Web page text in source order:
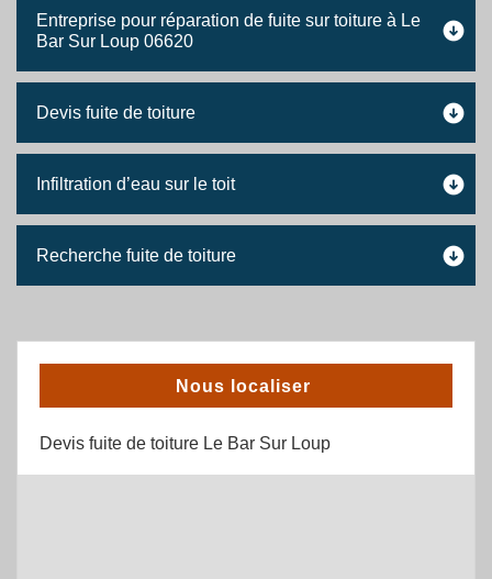
Entreprise pour réparation de fuite sur toiture à Le
Bar Sur Loup 06620
Devis fuite de toiture
Infiltration d’eau sur le toit
Recherche fuite de toiture
Nous localiser
Devis fuite de toiture Le Bar Sur Loup